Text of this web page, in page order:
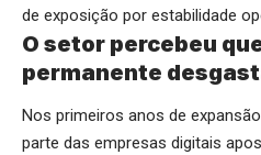
de exposição por estabilidade
O setor percebeu
permanente
Nos primeiros anos de
parte das empresas digitais